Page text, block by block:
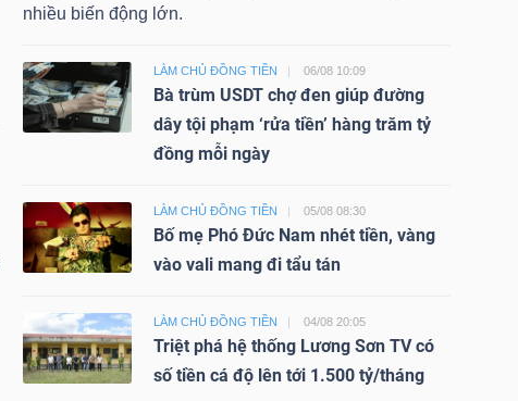
nhiều biến động lớn.
LÀM CHỦ ĐỒNG TIỀN 06/08 10:09
Bà trùm USDT chợ đen giúp đường
dây tội phạm ‘rửa tiền’ hàng trăm tỷ
đồng mỗi ngày
LÀM CHỦ ĐỒNG TIỀN 05/08 08:30
Bố mẹ Phó Đức Nam nhét tiền, vàng
vào vali mang đi tẩu tán
LÀM CHỦ ĐỒNG TIỀN 04/08 20:05
Triệt phá hệ thống Lương Sơn TV có
số tiền cá độ lên tới 1.500 tỷ/tháng